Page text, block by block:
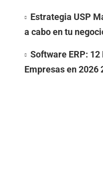
Estrategia USP
a cabo en tu
Software ERP:
Empresas en 2026